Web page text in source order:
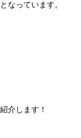
なっています。
介します！